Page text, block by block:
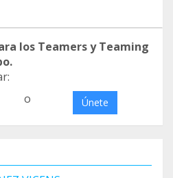
los Teamers y Teaming
o Únete